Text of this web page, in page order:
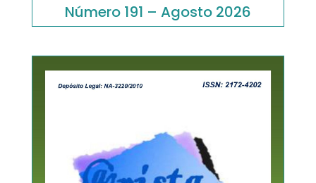
Número 191 – Agosto 2026